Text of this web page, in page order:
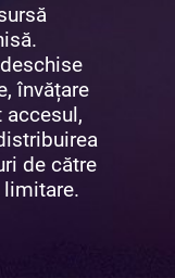
învățare
accesul,
de către